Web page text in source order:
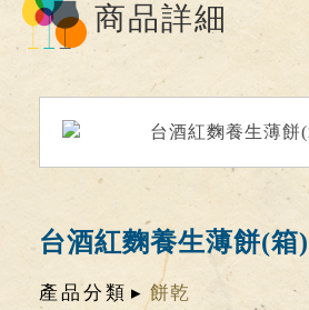
商品詳細
台酒紅麴養生薄餅(箱)
產品分類
餅乾